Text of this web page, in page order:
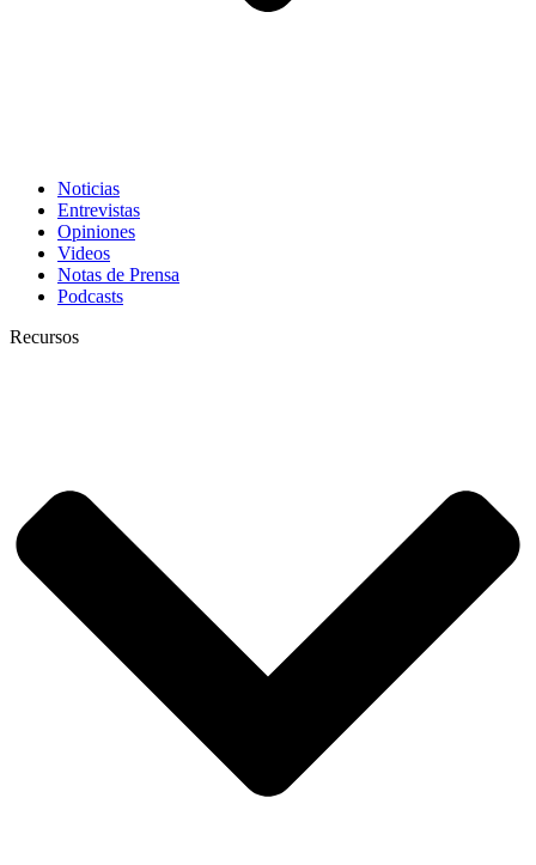
Noticias
Entrevistas
Opiniones
Videos
Notas de Prensa
Podcasts
Recursos